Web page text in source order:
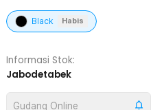
Black Habis
Informasi Stok:
Jabodetabek
Gudang Online